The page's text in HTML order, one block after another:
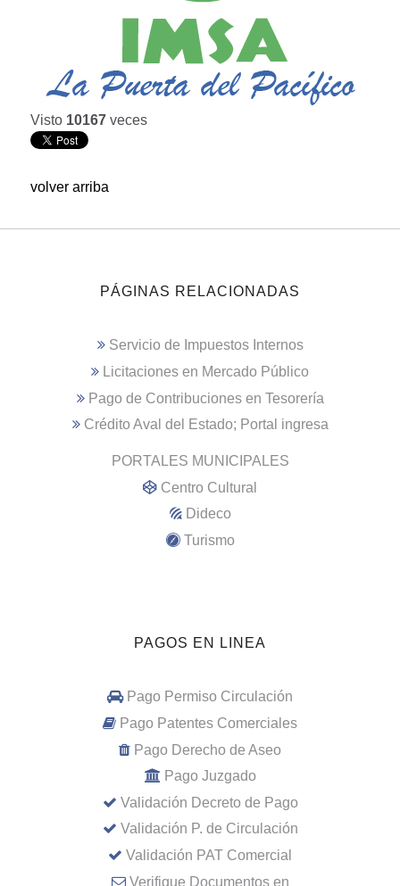
Visto 10167 veces
volver arriba
PÁGINAS RELACIONADAS
Servicio de Impuestos Internos
Licitaciones en Mercado Público
Pago de Contribuciones en Tesorería
Crédito Aval del Estado; Portal ingresa
PORTALES MUNICIPALES
Centro Cultural
Dideco
Turismo
PAGOS EN LINEA
Pago Permiso Circulación
Pago Patentes Comerciales
Pago Derecho de Aseo
Pago Juzgado
Validación Decreto de Pago
Validación P. de Circulación
Validación PAT Comercial
Verifique Documentos en